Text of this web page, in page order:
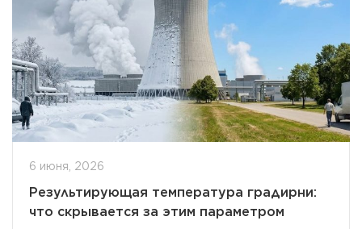
6 июня, 2026
Результирующая температура градирни:
что скрывается за этим параметром